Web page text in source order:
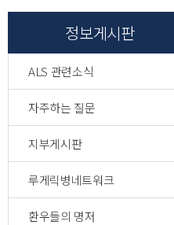
정보게시판
ALS 관련소식
자주하는 질문
지부게시판
루게릭병네트워크
환우들의 명저